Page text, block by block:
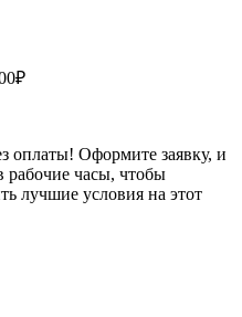
оплаты! Оформите заявку, и
рабочие часы, чтобы
лучшие условия на этот